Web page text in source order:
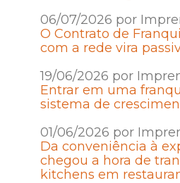
06/07/2026 por
O Contrato de
com a rede vira
19/06/2026 por
Entrar em uma
sistema de
01/06/2026 por
Da conveniência à
chegou a hora de
kitchens em